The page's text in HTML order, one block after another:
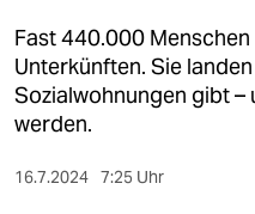
kultur
sport
Fast 440.000
Unterkünften. Sie
Sozialwohnungen gibt
werden.
16.7.2024 7:25 Uhr